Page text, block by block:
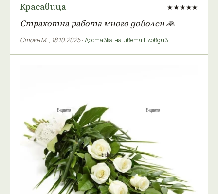
Красавица ★★★★★
Страхотна работа много доволен 🙏
Стоян М. , 18.10.2025· Доставка на цветя Пловдив